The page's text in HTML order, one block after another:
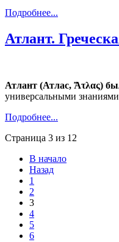
Подробнее...
Атлант.
Атлант (Атлас, Ἄτλας)
универсальными
Подробнее...
Страница 3 из 12
В начало
Назад
1
2
3
4
5
6